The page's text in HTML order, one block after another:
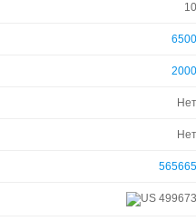
10
6500
2000
Нет
Нет
565665
499673